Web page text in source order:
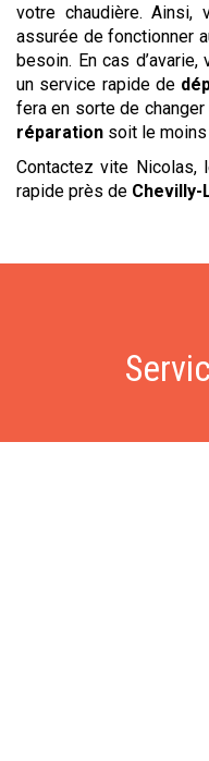
votre chaudière. Ainsi,
assurée de fonctionner
besoin. En cas
un service rapide de
fera en sorte de
réparation soit le
Contactez vite Nicolas,
rapide près de Chevilly-